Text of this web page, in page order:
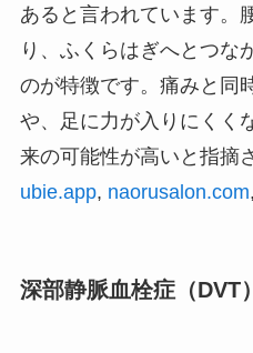
あると言われています。
り、ふくらはぎへとつな
のが特徴です。痛みと同
や、足に力が入りにくく
来の可能性が高いと指摘
ubie.app, naorusalon.com,
深部静脈血栓症（DVT）